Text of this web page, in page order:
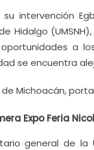
su intervención
Hidalgo
a
se encuentra
Michoacán,
Expo Feria
general de la